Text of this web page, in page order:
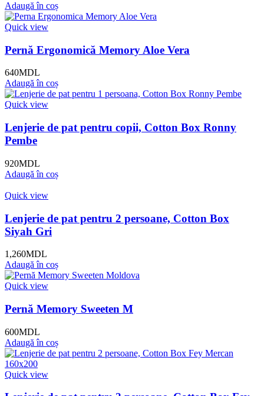
Adaugă în coș
Quick view
Pernă Ergonomică Memory Aloe Vera
640MDL
Adaugă în coș
Quick view
Lenjerie de pat pentru copii, Cotton Box Ronny
Pembe
920MDL
Adaugă în coș
Quick view
Lenjerie de pat pentru 2 persoane, Cotton Box
Siyah Gri
1,260MDL
Adaugă în coș
Quick view
Pernă Memory Sweeten M
600MDL
Adaugă în coș
Quick view